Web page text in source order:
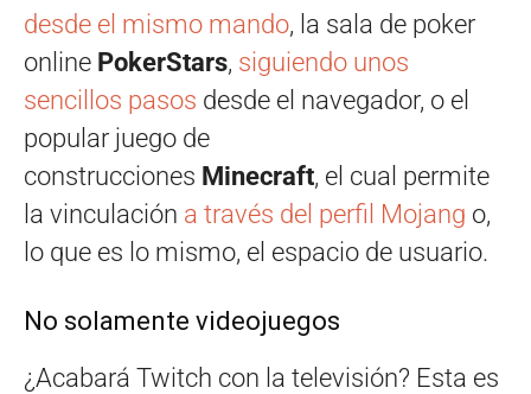
desde el mismo mando, la sala de poker
online PokerStars, siguiendo unos
sencillos pasos desde el navegador, o el
popular juego de
construcciones Minecraft, el cual permite
la vinculación a través del perfil Mojang o,
lo que es lo mismo, el espacio de usuario.
No solamente videojuegos
¿Acabará Twitch con la televisión? Esta es